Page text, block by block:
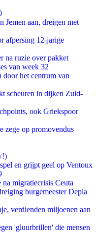
Jemen aan, dreigen met
afpersing 12-jarige
na ruzie over pakket
van week 32
door het centrum van
scheuren in dijken Zuid-
ook Griekspoor
zege op promovendus
en grijpt geel op Ventoux
migratiecrisis Ceuta
burgemeester Depla
verdienden miljoenen aan
'gluurbrillen' die mensen